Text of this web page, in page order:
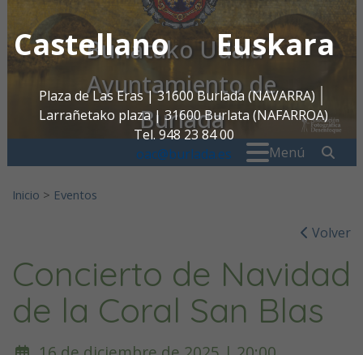
Castellano Euskara
Plaza de Las Eras | 31600 Burlada (NAVARRA)
Larrañetako plaza | 31600 Burlata (NAFARROA)
Tel. 948 23 84 00
oac@burlada.es
Burlatako Udala /
Ayuntamiento de
Burlada
Menú
Inicio > Eventos
Volver
Concierto de Navidad
de la Coral San Blas